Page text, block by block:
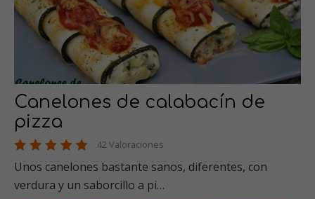
Canelones de calabacín de
pizza
42 Valoraciones
Unos canelones bastante sanos, diferentes, con
verdura y un saborcillo a pi…